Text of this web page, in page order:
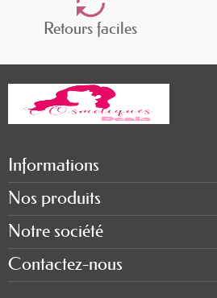
Retours faciles
Informations
Nos produits
Notre société
Contactez-nous